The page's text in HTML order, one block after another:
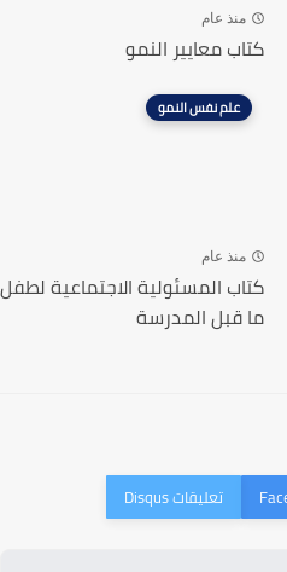
منذ عام
كتاب معايير النمو
علم نفس النمو
منذ عام
كتاب المسئولية الاجتماعية لطفل
ما قبل المدرسة